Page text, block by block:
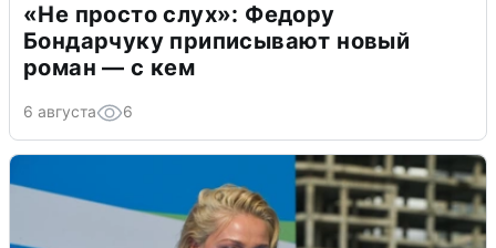
«Не просто слух»: Федору
Бондарчуку приписывают новый
роман — с кем
6 августа 6